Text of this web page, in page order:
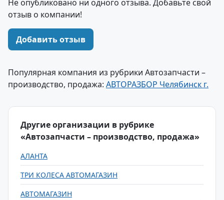
Не опубликовано ни одного отзыва. Добавьте свой
отзыв о компании!
Добавить отзыв
Популярная компания из рубрики Автозапчасти –
производство, продажа: АВТОРАЗБОР Челябинск г.
Другие организации в рубрике
«Автозапчасти – производство, продажа»
АЛАНТА
ТРИ КОЛЕСА АВТОМАГАЗИН
АВТОМАГАЗИН